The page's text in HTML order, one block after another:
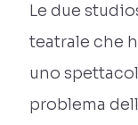
Le due
teatrale che
uno
problema